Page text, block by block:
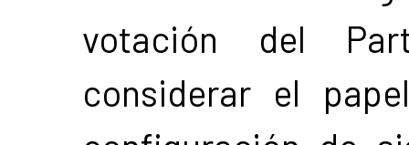
votación del
considerar el